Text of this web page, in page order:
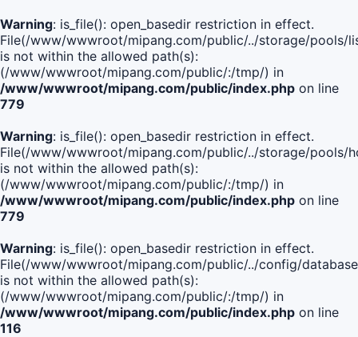
Warning: is_file(): open_basedir restriction in effect.
File(/www/wwwroot/mipang.com/public/../storage/pools/
is not within the allowed path(s):
(/www/wwwroot/mipang.com/public/:/tmp/) in
/www/wwwroot/mipang.com/public/index.php on line
779
Warning: is_file(): open_basedir restriction in effect.
File(/www/wwwroot/mipang.com/public/../storage/pools/
is not within the allowed path(s):
(/www/wwwroot/mipang.com/public/:/tmp/) in
/www/wwwroot/mipang.com/public/index.php on line
779
Warning: is_file(): open_basedir restriction in effect.
File(/www/wwwroot/mipang.com/public/../config/
is not within the allowed path(s):
(/www/wwwroot/mipang.com/public/:/tmp/) in
/www/wwwroot/mipang.com/public/index.php on line
116